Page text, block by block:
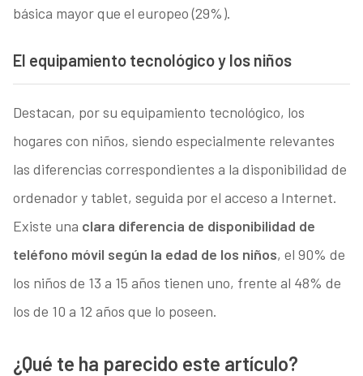
básica mayor que el europeo (29%).
El equipamiento tecnológico y los niños
Destacan, por su equipamiento tecnológico, los
hogares con niños, siendo especialmente relevantes
las diferencias correspondientes a la disponibilidad de
ordenador y tablet, seguida por el acceso a Internet.
Existe una clara diferencia de disponibilidad de
teléfono móvil según la edad de los niños, el 90% de
los niños de 13 a 15 años tienen uno, frente al 48% de
los de 10 a 12 años que lo poseen.
¿Qué te ha parecido este artículo?